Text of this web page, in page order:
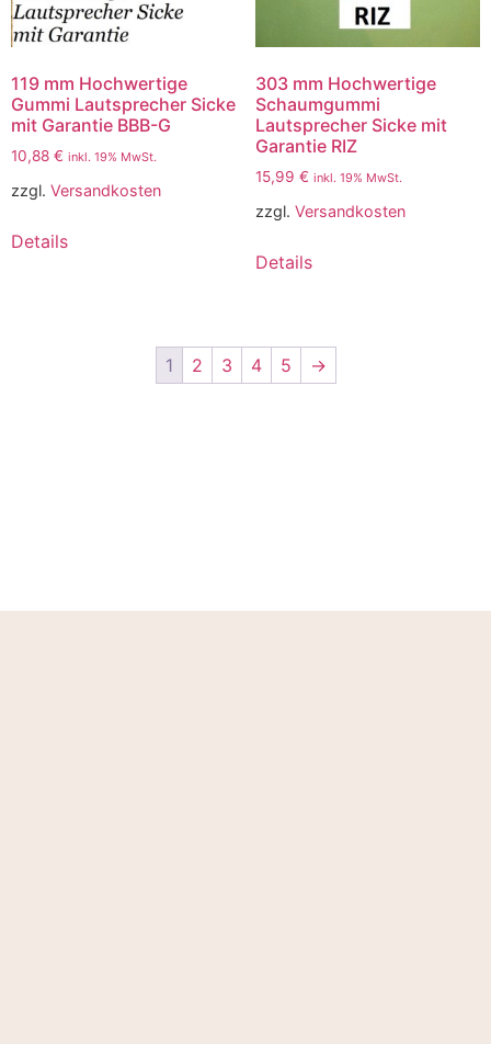
119 mm Hochwertige
Gummi Lautsprecher Sicke
mit Garantie BBB-G
10,88 € inkl. 19% MwSt.
zzgl. Versandkosten
Details
303 mm Hochwertige
Schaumgummi
Lautsprecher Sicke mit
Garantie RIZ
15,99 € inkl. 19% MwSt.
zzgl. Versandkosten
Details
1 2 3 4 5 →